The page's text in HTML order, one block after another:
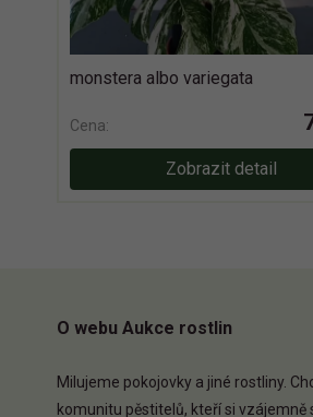
monstera albo variegata
Cena:
Zobrazit detail
O webu Aukce rostlin
Milujeme pokojovky a jiné rostliny.
komunitu pěstitelů, kteří si vzájemně